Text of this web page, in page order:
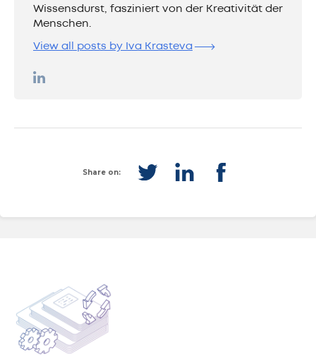
Wissensdurst, fasziniert von der Kreativität der
Menschen.
View all posts by Iva Krasteva
Share on: